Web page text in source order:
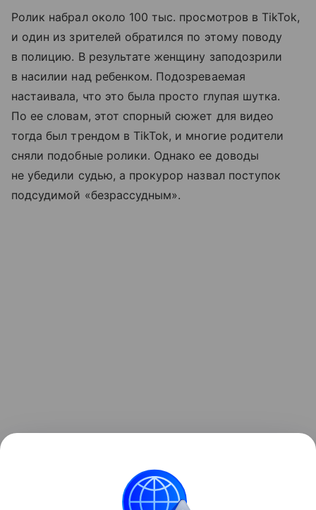
Ролик набрал около 100 тыс. просмотров в TikTok,
и один из зрителей обратился по этому поводу
в полицию. В результате женщину заподозрили
в насилии над ребенком. Подозреваемая
настаивала, что это была просто глупая шутка.
По ее словам, этот спорный сюжет для видео
тогда был трендом в TikTok, и многие родители
сняли подобные ролики. Однако ее доводы
не убедили судью, а прокурор назвал поступок
подсудимой «безрассудным».
В итоге жительница Швеции получила штраф